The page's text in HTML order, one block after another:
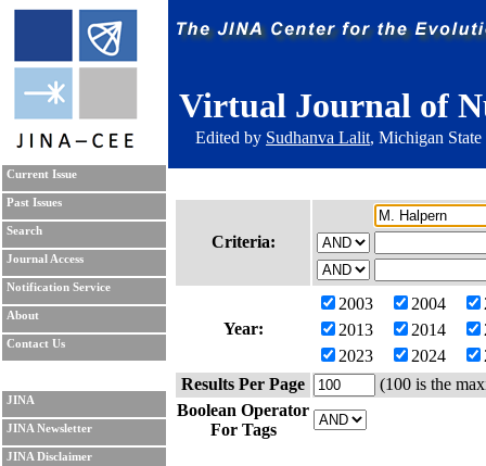
Virtual Journal of
Edited by Sudhanva Lalit, Michigan
Current Issue
Past Issues
Search
Journal Access
Notification Service
About
Contact Us
JINA
JINA Newsletter
JINA Disclaimer
Criteria:
Year:
2003 2004
2013
2014
2023
2024
Results Per Page
(100 is the
Boolean Operator
For Tags